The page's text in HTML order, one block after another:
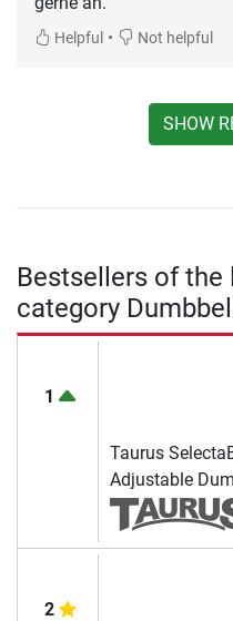
Helpful • Not helpful
SHOW
Bestsellers of
category
1
Taurus
Adjustable
2